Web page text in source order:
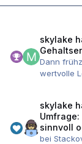
skylake
Dann
wertvolle
skylake
sinnvoll
bei